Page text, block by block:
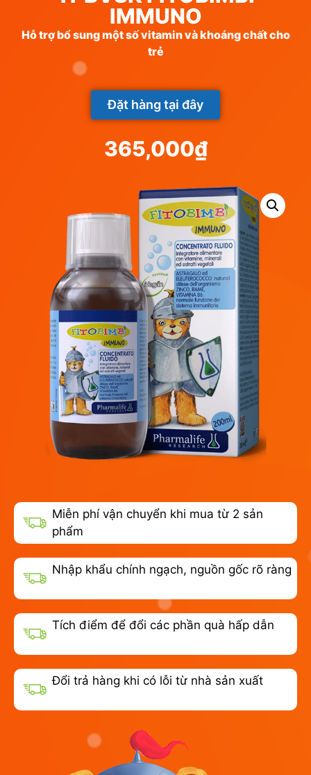
IMMUNO
Hỗ trợ bổ sung một số vitamin và khoáng chất cho
trẻ
Đặt hàng tại đây
365,000₫
Miễn phí vận chuyển khi mua từ 2 sản
phẩm
Nhập khẩu chính ngạch, nguồn gốc rõ ràng
Tích điểm để đổi các phần quà hấp dẫn
Đổi trả hàng khi có lỗi từ nhà sản xuất